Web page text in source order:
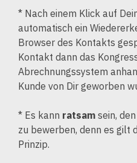
* Nach einem Klick auf
automatisch ein
Browser des Kontakts
Kontakt dann das
Abrechnungssystem
Kunde von Dir geworben
* Es kann ratsam sein,
zu bewerben, denn es gilt
Prinzip.